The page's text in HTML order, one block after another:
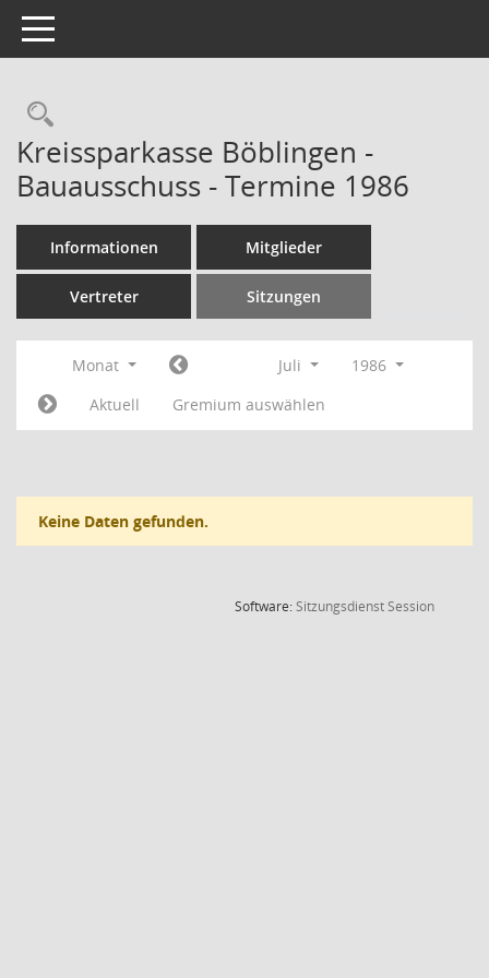
Toggle navigation
Rechercheauswahl
Kreissparkasse Böblingen -
Bauausschuss - Termine 1986
Informationen Mitglieder
Vertreter Sitzungen
Monat Juli
1986
Aktuell
Gremium auswählen
Keine Daten gefunden.
Software:SitzungsdienstSession(Wird in